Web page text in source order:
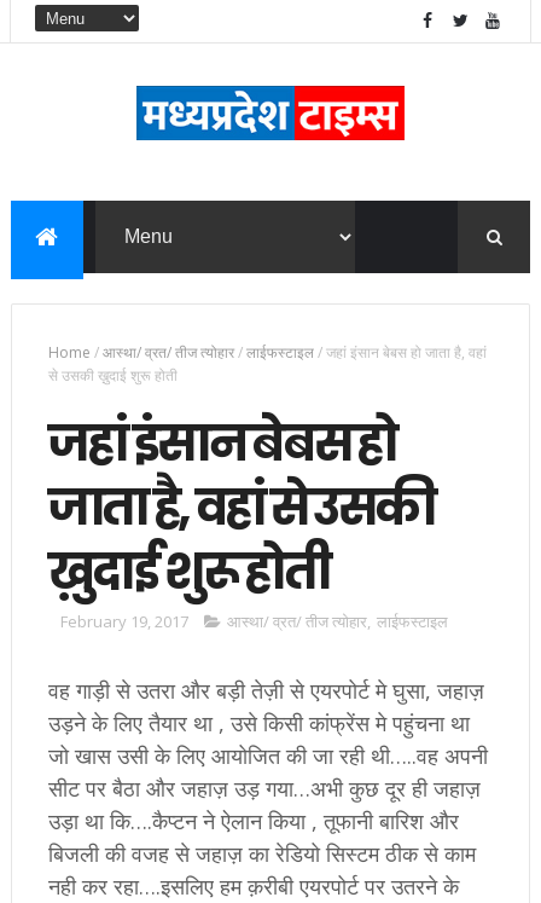
Home /आस्था/ व्रत/ तीज त्‍योहार/लाईफस्टाइल/जहां इंसान बेबस हो जाता है, वहां
से उसकी ख़ुदाई शुरू होती
जहां इंसान बेबस हो
जाता है, वहां से उसकी
ख़ुदाई शुरू होती
February 19, 2017 आस्था/ व्रत/ तीज त्‍योहार, लाईफस्टाइल
वह गाड़ी से उतरा और बड़ी तेज़ी से एयरपोर्ट मे घुसा, जहाज़
उड़ने के लिए तैयार था , उसे किसी कांफ्रेंस मे पहुंचना था
जो खास उसी के लिए आयोजित की जा रही थी…..वह अपनी
सीट पर बैठा और जहाज़ उड़ गया…अभी कुछ दूर ही जहाज़
उड़ा था कि….कैप्टन ने ऐलान किया , तूफानी बारिश और
बिजली की वजह से जहाज़ का रेडियो सिस्टम ठीक से काम
नही कर रहा….इसलिए हम क़रीबी एयरपोर्ट पर उतरने के